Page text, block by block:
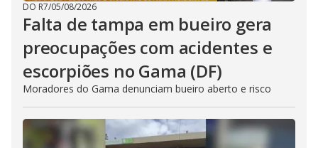
DO R7/05/08/2026
Falta de tampa em bueiro gera
preocupações com acidentes e
escorpiões no Gama (DF)
Moradores do Gama denunciam bueiro aberto e risco